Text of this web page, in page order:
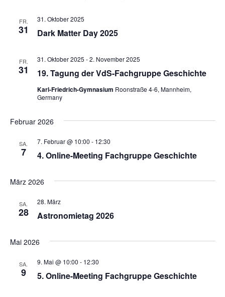
FR.
31 Dark Matter Day 2025
31. Oktober 2025
FR.
31 19. Tagung der VdS-Fachgruppe Geschichte
31. Oktober 2025 -2. November 2025
Karl-Friedrich-Gymnasium Roonstraße 4-6, Mannheim,
Germany
Februar 2026
SA.
7 4. Online-Meeting Fachgruppe Geschichte
7. Februar @ 10:00 - 12:30
März 2026
SA.
28 Astronomietag 2026
28. März
Mai 2026
SA.
9 5. Online-Meeting Fachgruppe Geschichte
9. Mai @ 10:00 - 12:30